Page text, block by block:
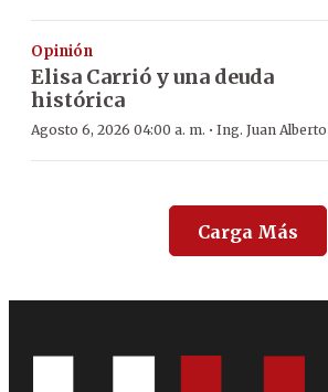
Opinión
Elisa Carrió y una deuda
histórica
Agosto 6, 2026 04:00 a. m. · Ing. Juan
Carga Más